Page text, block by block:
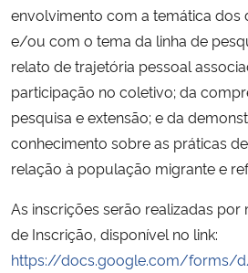
envolvimento com a temática dos
e/ou com o tema da linha de
relato de trajetória pessoal
participação no coletivo; da
pesquisa e extensão; e da
conhecimento sobre as práticas
relação à população migrante e
As inscrições serão realizadas por
de Inscrição, disponível no link:
https://docs.google.com/forms/